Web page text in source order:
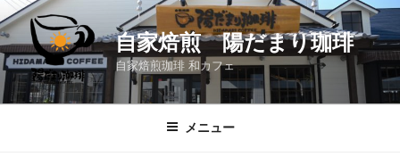
ン
テ
ン
ツ
自家焙煎 陽だまり珈琲
自家焙煎珈琲 和カフェ
メニュー